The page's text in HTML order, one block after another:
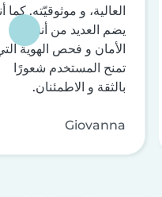
العالية، و موثوقيّته. كما
يضم العديد من أنظمة
الأمان و فحص الهوية
تمنح المستخدم شعورًا
بالثقة و الاطمئنان.
Giovanna